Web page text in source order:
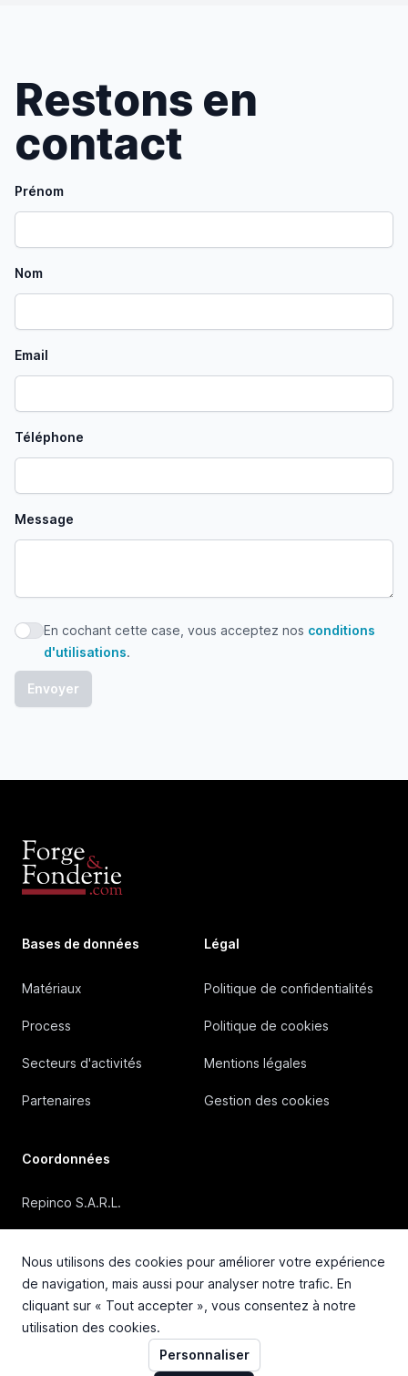
Nous utilisons des cookies pour améliorer votre expérience
de navigation, mais aussi pour analyser notre trafic. En
cliquant sur « Tout accepter », vous consentez à notre
utilisation des cookies.
Personnaliser
Restons en
contact
Prénom
Nom
Email
Téléphone
Message
En cochant cette case, vous acceptez nos conditions
En cochant cette case, vous acceptez nos conditions
d'utilisations.
Bases de données
Matériaux
Process
Secteurs d'activités
Partenaires
Légal
Politique de confidentialités
Politique de cookies
Mentions légales
Gestion des cookies
Coordonnées
Repinco S.A.R.L.
+33 4 72 36 87 87
contact@repinco.com